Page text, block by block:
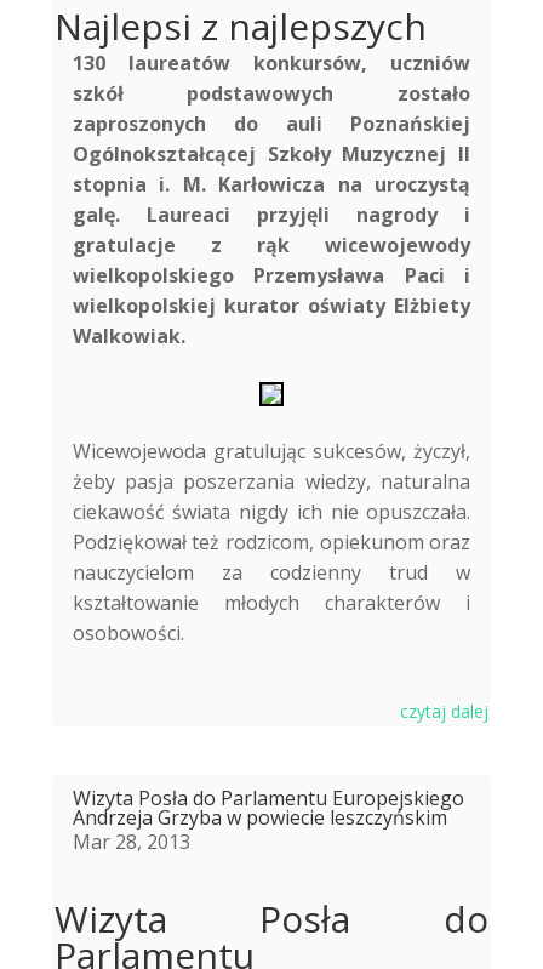
Najlepsi z najlepszych
130 laureatów konkursów, uczniów
szkół podstawowych zostało
zaproszonych do auli Poznańskiej
Ogólnokształcącej Szkoły Muzycznej II
stopnia i. M. Karłowicza na uroczystą
galę. Laureaci przyjęli nagrody i
gratulacje z rąk wicewojewody
wielkopolskiego Przemysława Paci i
wielkopolskiej kurator oświaty Elżbiety
Walkowiak.
Wicewojewoda gratulując sukcesów, życzył,
żeby pasja poszerzania wiedzy, naturalna
ciekawość świata nigdy ich nie opuszczała.
Podziękował też rodzicom, opiekunom oraz
nauczycielom za codzienny trud w
kształtowanie młodych charakterów i
osobowości.
czytaj dalej
Wizyta Posła do Parlamentu Europejskiego
Andrzeja Grzyba w powiecie leszczyńskim
Mar 28, 2013
Wizyta Posła do
Parlamentu